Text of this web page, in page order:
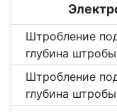
Штробление
глубина
Штробление
глубина